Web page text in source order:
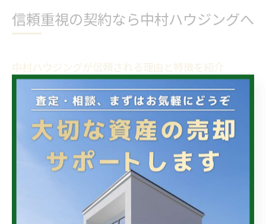
信頼重視の契約なら中村ハウジングへ
中村ハウジングが信頼される理由と特徴を紹介
中村ハウジングは徳島県内で多数の不動産契約実績を持
ち、地域密着型のサービスを徹底しています。顧客から
高い信頼を集めている理由は、物件情報の透明な開示
と、業界タブーとされる「情報の隠蔽」や「強引な営
業」を徹底して排除する姿勢にあります。特に、初めて
不動産取引を行う方や、過去に他社で不安な経験をした
方からは「丁寧な説明で不安が解消された」「無理な契